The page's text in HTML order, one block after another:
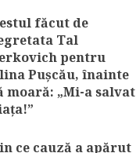
făcut de
Tal
pentru
Pușcău, înainte
moară: „Mi-a salvat
ce cauză a apărut